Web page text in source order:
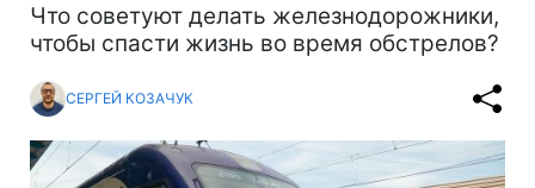
Что советуют делать железнодорожники,
чтобы спасти жизнь во время обстрелов?
СЕРГЕЙ КОЗАЧУК